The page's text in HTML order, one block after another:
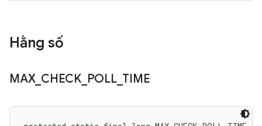
Hằng số
MAX_ CHECK_ POLL_ TIME